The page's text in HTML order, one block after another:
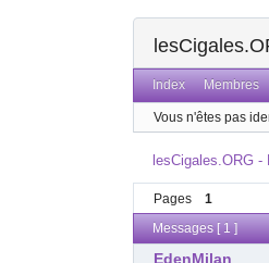
Index Membres
Vous n'êtes pas
lesCigales.ORG
Pages 1
Messages [ 1 ]
EdenMilan